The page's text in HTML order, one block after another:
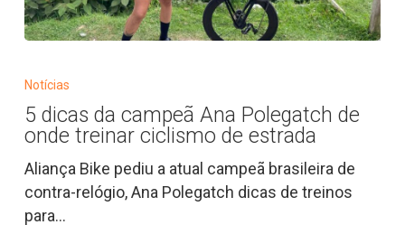
dicas
campeã
Ana
Polegatch
de
onde
Notícias
5 dicas da campeã Ana Polegatch de
onde treinar ciclismo de estrada
Aliança Bike pediu a atual campeã brasileira de
contra-relógio, Ana Polegatch dicas de treinos
para…